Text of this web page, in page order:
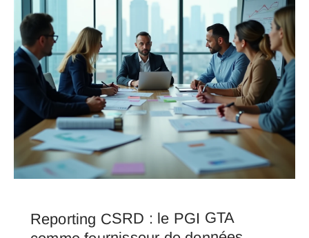
Reporting CSRD : le PGI GTA